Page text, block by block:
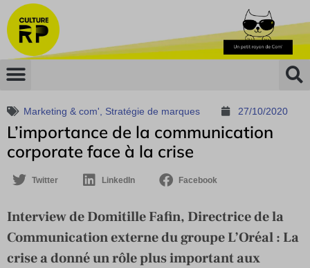
Marketing & com' Stratégie de marques 27/10/2020
L’importance de la communication
corporate face à la crise
Twitter LinkedIn Facebook
Interview de Domitille Fafin, Directrice de la
Communication externe du groupe L’Oréal : La
crise a donné un rôle plus important aux